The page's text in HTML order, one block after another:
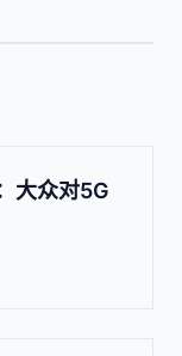
大众对5G